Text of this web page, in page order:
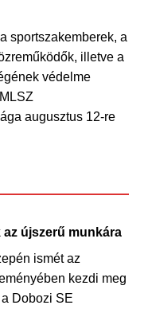
sportszakemberek, a
illetve a
védelme
augusztus 12-re
újszerű munkára
ismét az
kezdi meg
Dobozi SE